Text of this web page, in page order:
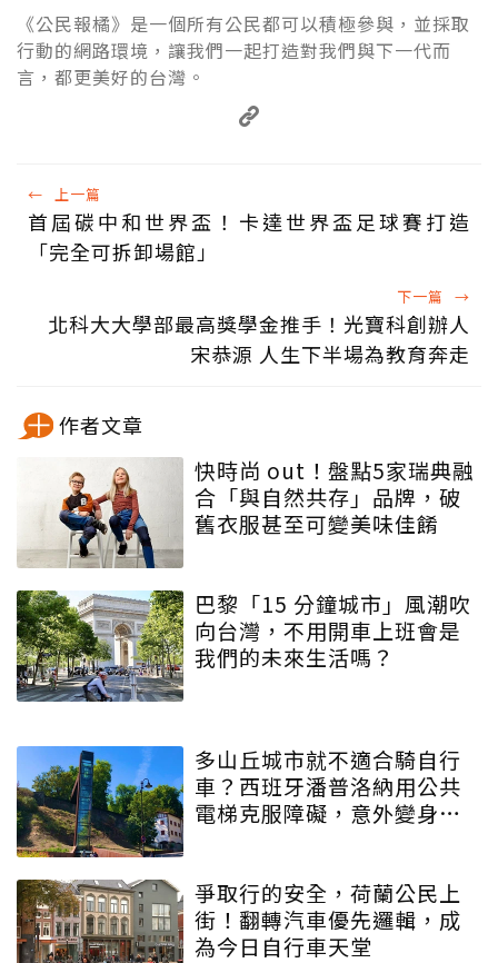
《公民報橘》是一個所有公民都可以積極參與，並採取
行動的網路環境，讓我們一起打造對我們與下一代而
言，都更美好的台灣。
← 上一篇
首屆碳中和世界盃！卡達世界盃足球賽打造
「完全可拆卸場館」
下一篇 →
北科大大學部最高獎學金推手！光寶科創辦人
宋恭源 人生下半場為教育奔走
作者文章
快時尚 out！盤點5家瑞典融
合「與自然共存」品牌，破
舊衣服甚至可變美味佳餚
巴黎「15 分鐘城市」風潮吹
向台灣，不用開車上班會是
我們的未來生活嗎？
多山丘城市就不適合騎自行
車？西班牙潘普洛納用公共
電梯克服障礙，意外變身自
爭取行的安全，荷蘭公民上
街！翻轉汽車優先邏輯，成
為今日自行車天堂